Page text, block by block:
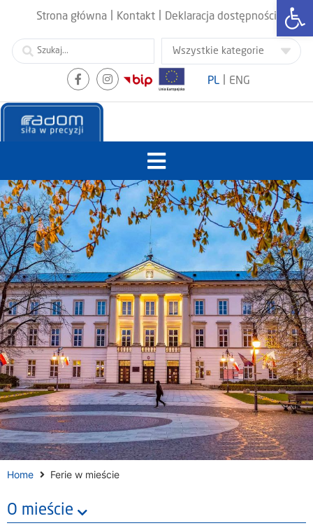
Strona główna Kontakt Deklaracja dostępności
PL ENG
Home Ferie w mieście
O mieście